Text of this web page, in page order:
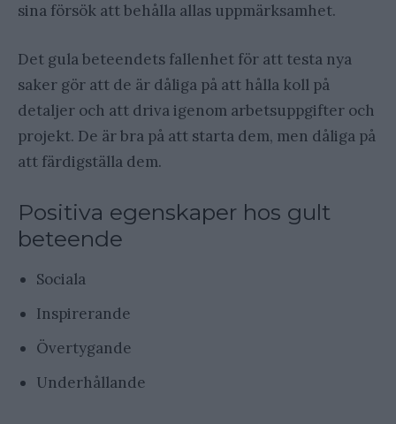
sina försök att behålla allas uppmärksamhet.
Det gula beteendets fallenhet för att testa nya
saker gör att de är dåliga på att hålla koll på
detaljer och att driva igenom arbetsuppgifter och
projekt. De är bra på att starta dem, men dåliga på
att färdigställa dem.
Positiva egenskaper hos gult
beteende
Sociala
Inspirerande
Övertygande
Underhållande